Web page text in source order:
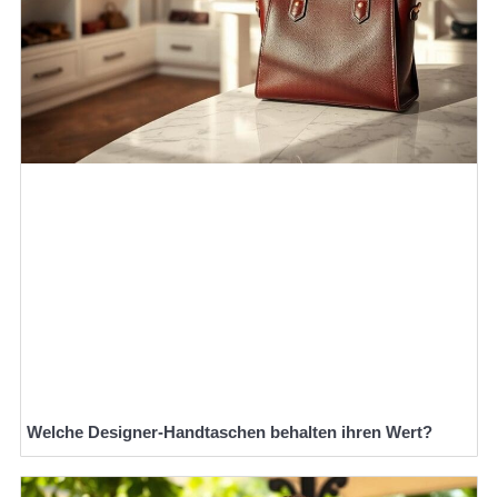
Welche Designer-Handtaschen behalten ihren Wert?